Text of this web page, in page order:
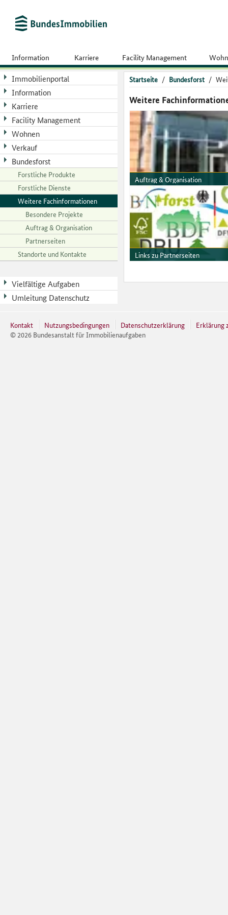
Information Karriere Facility Management
Immobilienportal
Information
Karriere
Facility Management
Wohnen
Verkauf
Bundesforst
Forstliche Produkte
Forstliche Dienste
Weitere Fachinformationen
Besondere Projekte
Auftrag & Organisation
Partnerseiten
Standorte und Kontakte
Vielfältige Aufgaben
Umleitung Datenschutz
Startseite / Bundesforst /
Weitere
Auftrag & Organisation
Informationen zur
Links zu Partnerseiten
Kooperationen? Klicken Sie hier.
Kontakt Nutzungsbedingungen Datenschutzerklärung
Erklärung
© 2026 Bundesanstalt für Immobilienaufgaben